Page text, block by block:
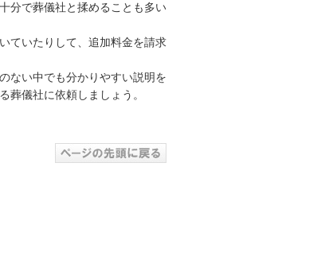
分で葬儀社と揉めることも多い
ていたりして、追加料金を請求
ない中でも分かりやすい説明を
葬儀社に依頼しましょう。